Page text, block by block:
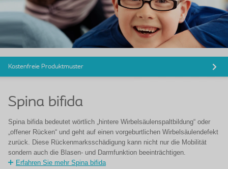
Kostenfreie Produktmuster
Spina bifida
Spina bifida bedeutet wörtlich „hintere Wirbelsäulenspaltbildung“ oder
„offener Rücken“ und geht auf einen vorgeburtlichen Wirbelsäulendefekt
zurück. Diese Rückenmarksschädigung kann nicht nur die Mobilität
sondern auch die Blasen- und Darmfunktion beeinträchtigen.
Erfahren Sie mehr Spina bifida